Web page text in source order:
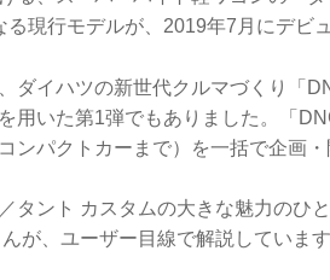
現行モデルが、2019年7月にデビ
ダイハツの新世代クルマづくり「
用いた第1弾でもありました。「
ンパクトカーまで）を一括で企画・
タント カスタムの大きな魅力のひ
が、ユーザー目線で解説しています